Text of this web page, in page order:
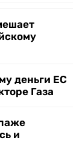
деньги ЕС
Газа
и